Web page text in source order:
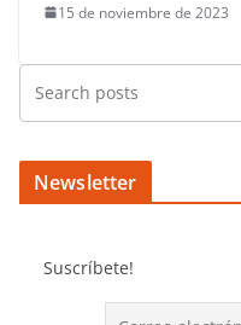
15 de noviembre de 2023
Newsletter
Suscríbete!